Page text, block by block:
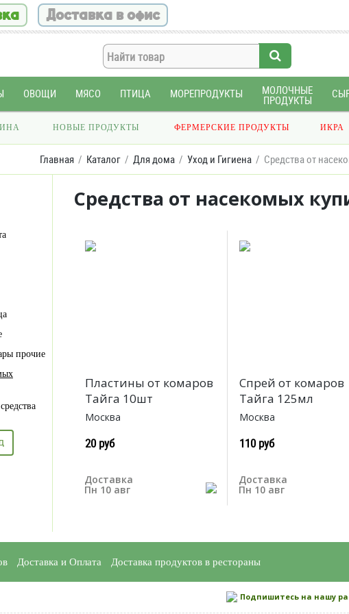
Доставка в офис
ОВОЩИ МЯСО ПТИЦА МОРЕПРОДУКТЫ МОЛОЧНЫЕ
ПРОДУКТЫ
НОВЫЕ ПРОДУКТЫ ФЕРМЕРСКИЕ ПРОДУКТЫ ИКРА
Главная Каталог Для дома Уход и Гигиена Средства от
прочие
Средства от насекомых
Пластины от комаров
Тайга 10шт
Москва
20 руб
Доставка
Пн 10 авг
Спрей от комаров
Тайга 125мл
Москва
110 руб
Доставка
Пн 10 авг
Доставка и Оплата Доставка продуктов в рестораны
Подпишитесь на нашу